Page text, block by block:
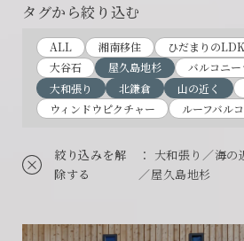
タグから絞り込む
ALL 湘南移住 ひだまりのLDK
大谷石
屋久島地杉
バルコニー
大和張り
北鎌倉 山の近く
ウィンドウピクチャー
ルーフバル
絞り込みを解
除する
： 大和張り／海
／屋久島地杉